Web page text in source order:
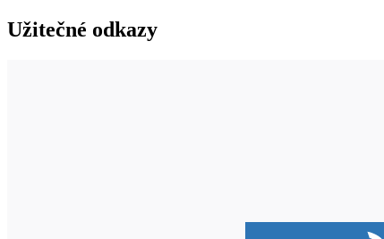
Užitečné odkazy